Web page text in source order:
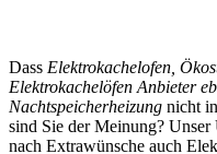
Dass Elektrokachelofen,
Elektrokachelöfen Anbieter
Nachtspeicherheizung nicht
sind Sie der Meinung?
nach Extrawünsche auch